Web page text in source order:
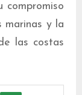
compromiso
marinas y la
las costas